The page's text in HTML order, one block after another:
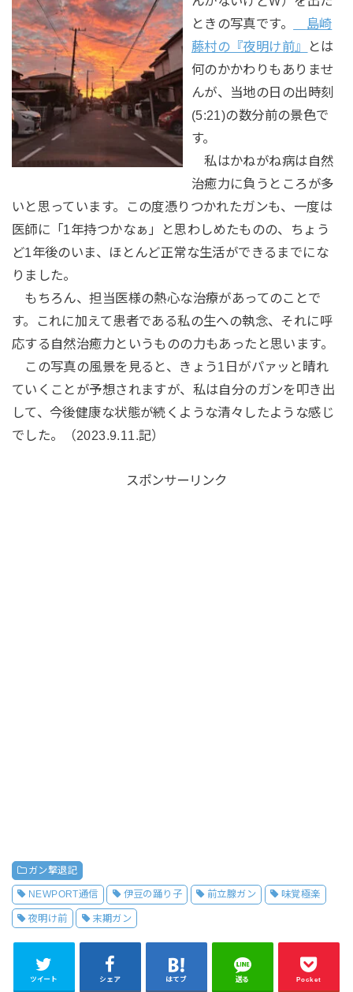
ときの写真です。
島崎
藤村の『夜明け前』
とは
何のかかわりもありませ
んが、当地の日の出時刻
(5:21)の数分前の景色で
す。
私はかねがね病は自然
治癒力に負うところが多
いと思っています。この度憑りつかれたガンも、一度は
医師に「1年持つかなぁ」と思わしめたものの、ちょう
ど1年後のいま、ほとんど正常な生活ができるまでにな
りました。
もちろん、担当医様の熱心な治療があってのことで
す。これに加えて患者である私の生への執念、それに呼
応する自然治癒力というものの力もあったと思います。
この写真の風景を見ると、きょう1日がパァッと晴れ
ていくことが予想されますが、私は自分のガンを叩き出
して、今後健康な状態が続くような清々したような感じ
でした。（2023.9.11.記）
スポンサーリンク
ガン撃退記
NEWPORT通信 伊豆の踊り子 前立腺ガン 味覚極楽
夜明け前 末期ガン
ツイート シェア はてブ 送る Pocket